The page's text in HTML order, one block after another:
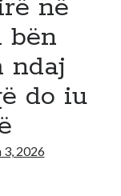
në
bën
ndaj
do iu
3, 2026